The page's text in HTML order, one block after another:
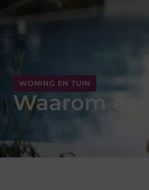
WONING EN TUIN
Waarom